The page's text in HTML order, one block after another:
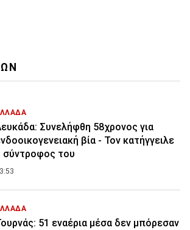
Συνελήφθη 58χρονος για
βία - Τον κατήγγειλε
σύντροφος του
51 εναέρια μέσα δεν μπόρεσαν